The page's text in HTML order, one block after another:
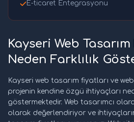
E-ticaret Entegrasyonu
Kayseri Web
Neden Farklılık
Kayseri web tasarım fiyatları ve
projenin kendine özgü ihtiyaçları
göstermektedir. Web tasarımcı
olarak değerlendiriyor ve